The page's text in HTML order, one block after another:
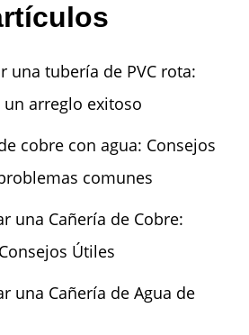
una tubería de PVC rota:
arreglo exitoso
cobre con agua: Consejos
comunes
una Cañería de Cobre:
Útiles
una Cañería de Agua de